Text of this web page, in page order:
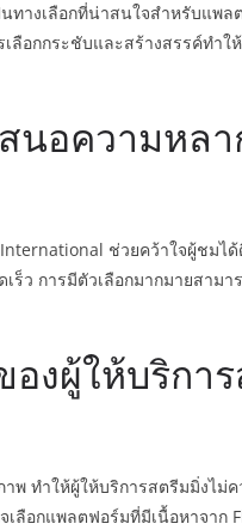
ทางเลือกที่น่าสนใจสำหรับแพ
ลือกกระชับและสร้างสรรค์ทำใ
นอความหล
ช่วยคว้าใจผู้ชมไ
ร็ว การมีตัวเลือกมากมายสามา
งผู้ให้บริกา
ทำให้ผู้ให้บริการสตรีมมิ่งไม่
ลือกแพลตฟอร์มที่มีเนื้อหาจาก